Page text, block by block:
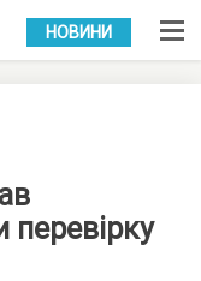
УКР РУС
НОВИНИ
перевірку